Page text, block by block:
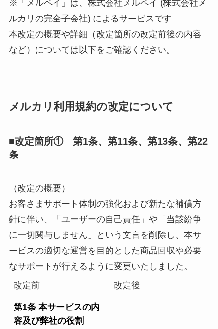
※「メルペイ」は、株式会社メルペイ (株式会社メ
ルカリの完全子会社) によるサービスです
本改定の概要や詳細（改定箇所の改定前後の内容
など）については以下をご確認ください。
メルカリ利用規約の改定について
■改定箇所① 第1条、第11条、第13条、第22
条
（改定の概要）
お客さまサポート体制の強化および新たな補償方
針に伴い、「ユーザーの自己責任」や「当該紛争
に一切関与しません」という文言を削除し、 本サ
ービスの適切な運営を目的とした商品回収や必要
なサポートが行えるように変更いたしました。
改定前
改定後
第1条 本サービスの内
容及び弊社の役割